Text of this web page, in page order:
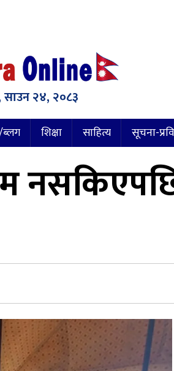
२४, २०८३
ब्लग शिक्षा साहित्य सूचना-
नसकिएपछि